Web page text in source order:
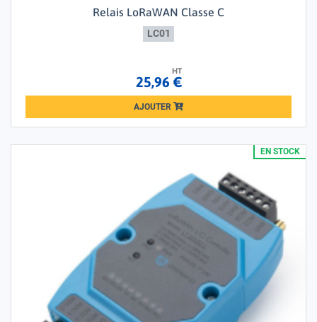
Relais LoRaWAN Classe C
LC01
HT
25,96 €
AJOUTER
Loading...
EN STOCK